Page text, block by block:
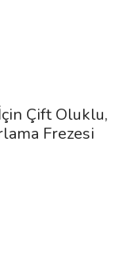
Çift Oluklu,
Frezesi